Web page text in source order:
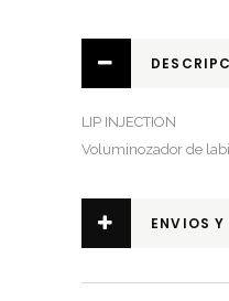
LIP INJECTION
Voluminozador de
ENVIOS Y